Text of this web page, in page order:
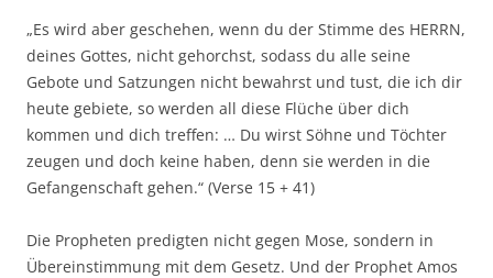
„Es wird aber geschehen, wenn du der Stimme des HERRN,
deines Gottes, nicht gehorchst, sodass du alle seine
Gebote und Satzungen nicht bewahrst und tust, die ich dir
heute gebiete, so werden all diese Flüche über dich
kommen und dich treffen: … Du wirst Söhne und Töchter
zeugen und doch keine haben, denn sie werden in die
Gefangenschaft gehen.“ (Verse 15 + 41)
Die Propheten predigten nicht gegen Mose, sondern in
Übereinstimmung mit dem Gesetz. Und der Prophet Amos